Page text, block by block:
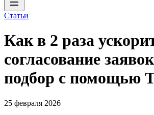
Статьи
Как в 2 раза
согласование
подбор с помощью
25 февраля 2026